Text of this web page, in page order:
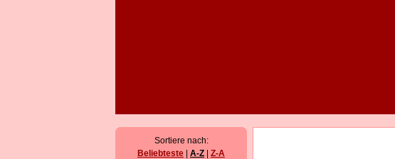
Sortiere nach:
Beliebteste
A-Z Z-A